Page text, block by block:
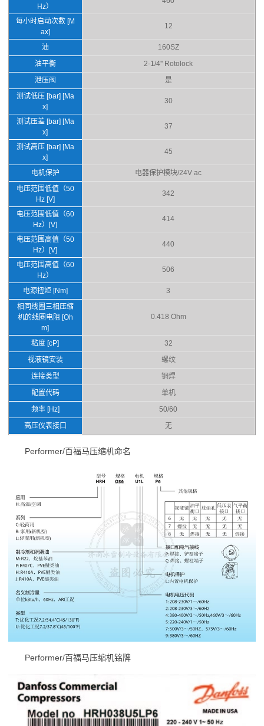
Hz）
每小时启动次数 [M
ax]
12
油
160SZ
油平衡
2-1/4'' Rotolock
泄压阀
是
测试低压 [bar] [Ma
x]
30
测试压差 [bar] [Ma
x]
37
测试高压 [bar] [Ma
x]
45
电机保护
电器保护模块/24V ac
电压范围低值（50
Hz [V]
342
电压范围低值（60
Hz）[V]
414
电压范围高值（50
Hz）[V]
440
电压范围高值（60
Hz）
506
电源扭矩 [Nm]
3
相同线圈三相压缩
机的线圈电阻 [Oh
m]
0.418 Ohm
粘度 [cP]
32
视液镜安装
螺纹
连接类型
铜焊
配置代码
单机
频率 [Hz]
50/60
高压仪表接口
无
Performer/百福马压缩机命名
Performer/百福马压缩机铭牌